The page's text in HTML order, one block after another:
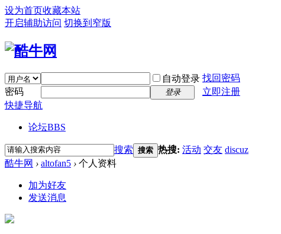
设为首页收藏本站
开启辅助访问 切换到窄版
自动登录 找回密码
密码
登录
立即注册
快捷导航
论坛BBS
搜索 搜索 热搜: 活动 交友 discuz
酷牛网 › altofan5 › 个人资料
加为好友
发送消息